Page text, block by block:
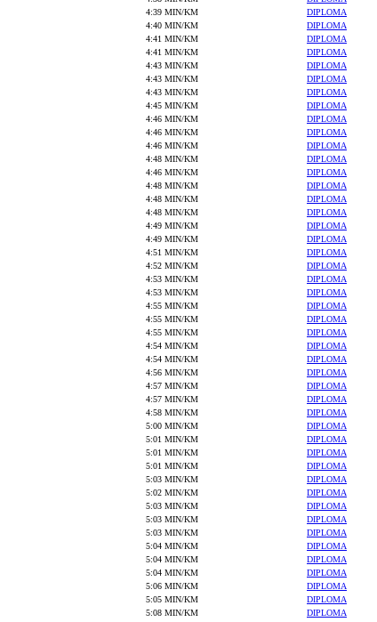
4:39 MIN/KM
DIPLOMA
4:40 MIN/KM
DIPLOMA
4:41 MIN/KM
DIPLOMA
4:41 MIN/KM
DIPLOMA
4:43 MIN/KM
DIPLOMA
4:43 MIN/KM
DIPLOMA
4:43 MIN/KM
DIPLOMA
4:45 MIN/KM
DIPLOMA
4:46 MIN/KM
DIPLOMA
4:46 MIN/KM
DIPLOMA
4:46 MIN/KM
DIPLOMA
4:48 MIN/KM
DIPLOMA
4:46 MIN/KM
DIPLOMA
4:48 MIN/KM
DIPLOMA
4:48 MIN/KM
DIPLOMA
4:48 MIN/KM
DIPLOMA
4:49 MIN/KM
DIPLOMA
4:49 MIN/KM
DIPLOMA
4:51 MIN/KM
DIPLOMA
4:52 MIN/KM
DIPLOMA
4:53 MIN/KM
DIPLOMA
4:53 MIN/KM
DIPLOMA
4:55 MIN/KM
DIPLOMA
4:55 MIN/KM
DIPLOMA
4:55 MIN/KM
DIPLOMA
4:54 MIN/KM
DIPLOMA
4:54 MIN/KM
DIPLOMA
4:56 MIN/KM
DIPLOMA
4:57 MIN/KM
DIPLOMA
4:57 MIN/KM
DIPLOMA
4:58 MIN/KM
DIPLOMA
5:00 MIN/KM
DIPLOMA
5:01 MIN/KM
DIPLOMA
5:01 MIN/KM
DIPLOMA
5:01 MIN/KM
DIPLOMA
5:03 MIN/KM
DIPLOMA
5:02 MIN/KM
DIPLOMA
5:03 MIN/KM
DIPLOMA
5:03 MIN/KM
DIPLOMA
5:03 MIN/KM
DIPLOMA
5:04 MIN/KM
DIPLOMA
5:04 MIN/KM
DIPLOMA
5:04 MIN/KM
DIPLOMA
5:06 MIN/KM
DIPLOMA
5:05 MIN/KM
DIPLOMA
5:08 MIN/KM DIPLOMA